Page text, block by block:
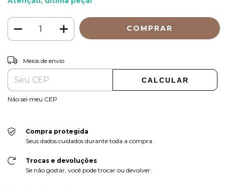
Entregas para o CEP:
Meios de envio
CALCULAR
Não sei meu CEP
Compra protegida
Seus dados cuidados durante toda a compra.
Trocas e devoluções
Se não gostar, você pode trocar ou devolver.